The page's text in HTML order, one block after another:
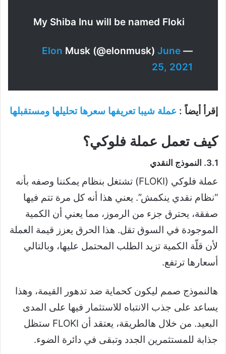
My Shiba Inu will be named Floki
—
Elon Musk (@elonmusk) June
25, 2021
إقرأ أيضاً : عملة شيبا تعريفها سعرها تحليلها ومستقبلها
كيف تعمل عملة فلوكي؟
3.1. النموذج النقدي
عملة فلوكي (FLOKI) تشتغل بنظام يمكننا وصفه بأنه
“نظام نقدي ينكمش”. يعني هذا أنه كل مرة تتم فيها
صفقة، يحترق جزء من الرموز، مما يعني أن الكمية
الموجودة في السوق تقل. هذا الحرق يعزز قيمة العملة
لأن قلّة الكمية تزيد الطلب المحتمل عليها، وبالتالي
أسعارها ترتفع.
هالنموذج صمم ليكون كحماية ضد تدهور القيمة، وهذا
يساعد على جذب الانتباه للاستثمار فيها على المدى
البعيد. من خلال هالطريقة، يعتقد أن FLOKI ستظل
جذابة للمستثمرين الجدد وتبقى في دائرة الضوء.